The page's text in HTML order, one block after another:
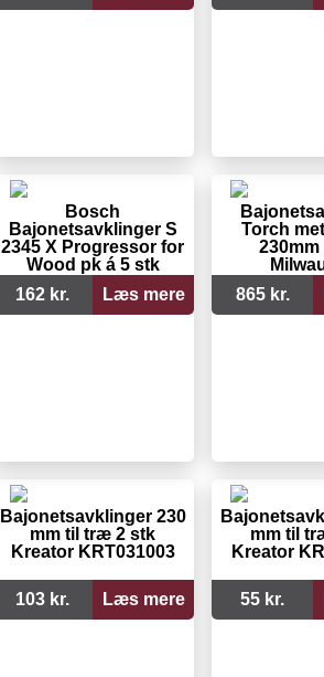
Bosch
Bajonetsavklinger S
2345 X Progressor for
Wood pk á 5 stk
162 kr.
Læs mere
Torch
230mm
865 kr.
Bajonetsavklinger 230
mm til træ 2 stk
Kreator KRT031003
103 kr. Læs mere
mm til
Kreator
55 kr.